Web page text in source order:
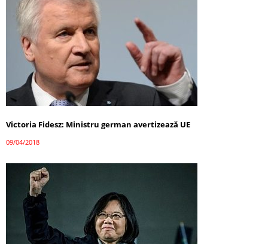
Victoria Fidesz: Ministru german avertizează UE
09/04/2018